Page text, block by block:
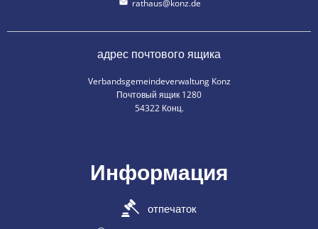
rathaus@konz.de
адрес почтового ящика
Verbandsgemeindeverwaltung Konz
Почтовый ящик 1280
54322 Конц.
Информация
отпечаток